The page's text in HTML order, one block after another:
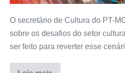
O secretário de Cultura do PT-
sobre os desafios do setor
ser feito para reverter esse